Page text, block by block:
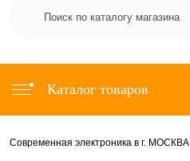
Каталог товаров
Современная электроника в г. МОСКВА